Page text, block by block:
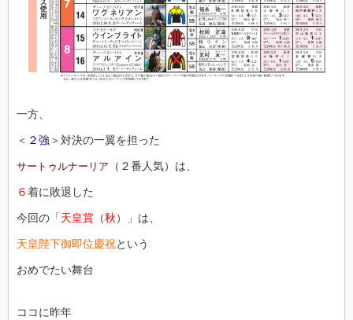
一方、
＜ ２強 ＞対決の一翼を担った
サートゥルナーリア （２番人気）は、
６着に敗退した
今回の「天皇賞 （秋）」は、
天皇陛下御即位慶祝という
おめでたい舞台
ココに昨年